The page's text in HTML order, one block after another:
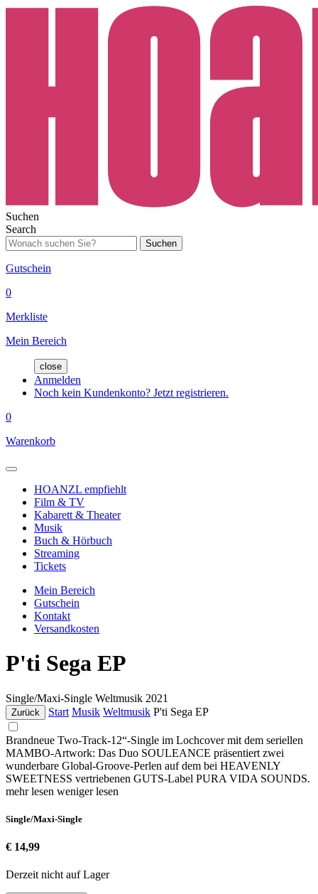
Suchen
Search
Suchen
Gutschein
0
Merkliste
Mein Bereich
close
Anmelden
Noch kein Kundenkonto? Jetzt registrieren.
0
Warenkorb
HOANZL empfiehlt
Film & TV
Kabarett & Theater
Musik
Buch & Hörbuch
Streaming
Tickets
Mein Bereich
Gutschein
Kontakt
Versandkosten
P'ti Sega EP
Single/Maxi-Single Weltmusik 2021
Zurück Start Musik Weltmusik P'ti Sega EP
Brandneue Two-Track-12“-Single im Lochcover mit dem seriellen
MAMBO-Artwork: Das Duo SOULEANCE präsentiert zwei
wunderbare Global-Groove-Perlen auf dem bei HEAVENLY
SWEETNESS vertriebenen GUTS-Label PURA VIDA SOUNDS.
mehr lesen weniger lesen
Single/Maxi-Single
€ 14,99
Derzeit nicht auf Lager